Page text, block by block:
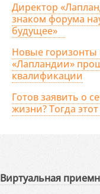
Директор
знаком форума
будущее»
Новые горизонты
«Лапландии»
квалификации
Готов заявить о
жизни? Тогда
Виртуальная